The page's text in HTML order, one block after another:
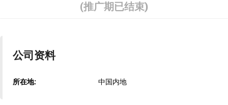
(推广期已结束)
公司资料
所在地: 中国内地